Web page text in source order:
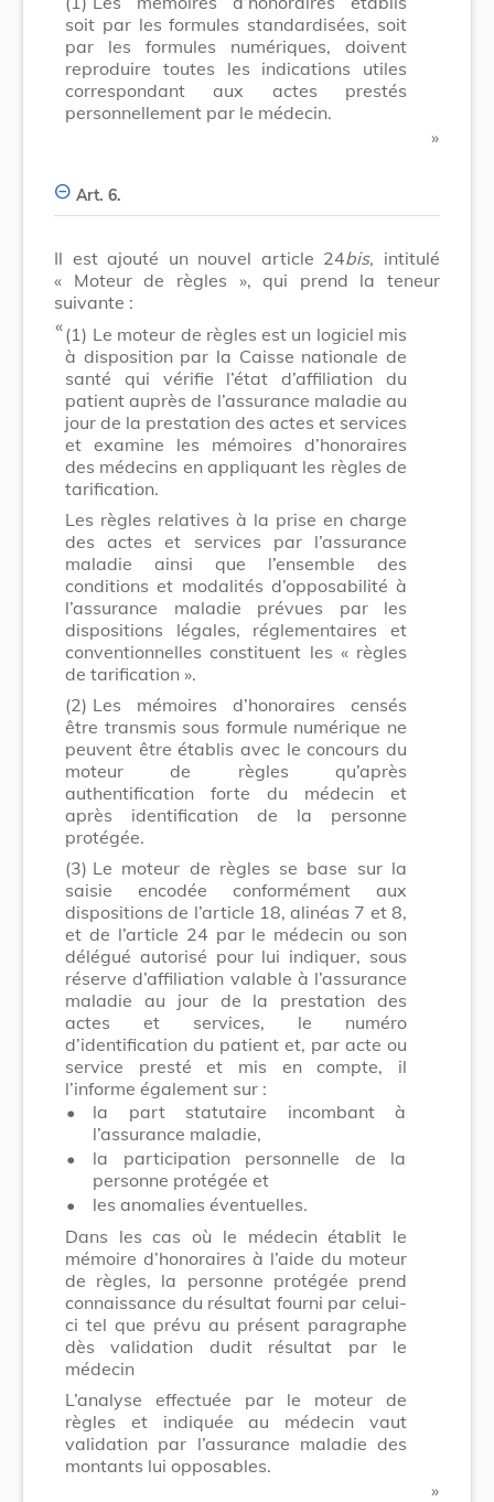
soit par les formules standardisées, soit
par les formules numériques, doivent
reproduire toutes les indications utiles
correspondant aux actes prestés
personnellement par le médecin.
​ »
Art. 6.
Il est ajouté un nouvel article 24bis, intitulé
« Moteur de règles », qui prend la teneur
suivante :
​ «(1) Le moteur de règles est un logiciel mis
à disposition par la Caisse nationale de
santé qui vérifie l’état d’affiliation du
patient auprès de l’assurance maladie au
jour de la prestation des actes et services
et examine les mémoires d’honoraires
des médecins en appliquant les règles de
tarification.
Les règles relatives à la prise en charge
des actes et services par l’assurance
maladie ainsi que l’ensemble des
conditions et modalités d’opposabilité à
l’assurance maladie prévues par les
dispositions légales, réglementaires et
conventionnelles constituent les « règles
de tarification ».
(2) Les mémoires d’honoraires censés
être transmis sous formule numérique ne
peuvent être établis avec le concours du
moteur de règles qu’après
authentification forte du médecin et
après identification de la personne
protégée.
(3) Le moteur de règles se base sur la
saisie encodée conformément aux
dispositions de l’article 18, alinéas 7 et 8,
et de l’article 24 par le médecin ou son
délégué autorisé pour lui indiquer, sous
réserve d’affiliation valable à l’assurance
maladie au jour de la prestation des
actes et services, le numéro
d’identification du patient et, par acte ou
service presté et mis en compte, il
l’informe également sur :
•
la part statutaire incombant à
l’assurance maladie,
•
la participation personnelle de la
personne protégée et
•
les anomalies éventuelles.
Dans les cas où le médecin établit le
mémoire d’honoraires à l’aide du moteur
de règles, la personne protégée prend
connaissance du résultat fourni par celui-
ci tel que prévu au présent paragraphe
dès validation dudit résultat par le
médecin
L’analyse effectuée par le moteur de
règles et indiquée au médecin vaut
validation par l’assurance maladie des
montants lui opposables.
​ »